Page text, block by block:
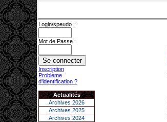
Login/speudo :
Mot de Passe :
Inscription
Problème
d'identification ?
Actualités
Archives 2026
Archives 2025
Archives 2024